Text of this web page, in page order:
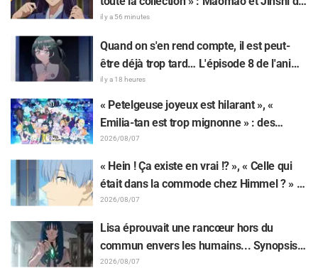
face caméra, tandis que des
"Anime" et "Félicitations"
apparaissent autour d'eux.
« Les Carnets de l’Apothicaire : Le Film »
élaborées en tenue du film
il y a 56 minutes
Quand on s'en rend compte, il est peut-
être déjà trop tard… L'épisode 8 de l'anime
« BanG Dream! Yume∞Mita » dévoile son
synopsis et ses premières images !
il y a 18 heures
« Petelgeuse joyeux est hilarant », «
Emilia-tan est trop mignonne » : des
réactions enthousiastes après la
révélation du visuel de l'événement des 10
ans de l'anime « Re:Zero - Starting Life in
Another World »
2026/08/07
« Hein ! Ça existe en vrai !? », « Celle qui
était dans la commode chez Himmel ? » :
l’exposition de la « corne du Dragon Noir »
apparue dans l’épisode 1 de « Frieren »
laisse les fans stupéfaits
2026/08/07
Lisa éprouvait une rancœur hors du
commun envers les humains... Synopsis
et premières images de l'épisode 6 de
2026/08/07